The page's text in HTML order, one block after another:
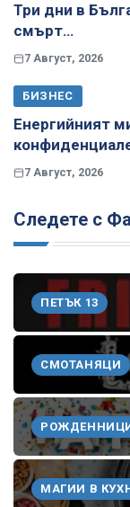
Три дни в
смърт…
7 Август, 2026
БИЗНЕС
Енергийният
7 Август, 2026
Следете с
ПЕТЪК 13
СМОТАНЯЦИ
МАГИИ В